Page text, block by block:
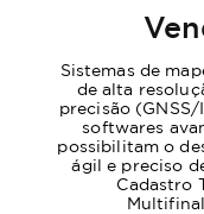
Sistemas de
de alta
precisão (GNSS/
softwares
possibilitam o
ágil e preciso
Cadastro